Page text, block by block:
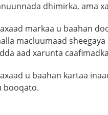
dhimirka, ama
markaa u baahan
macluumaad
aad xarunta
u baahan kartaa
booqato.